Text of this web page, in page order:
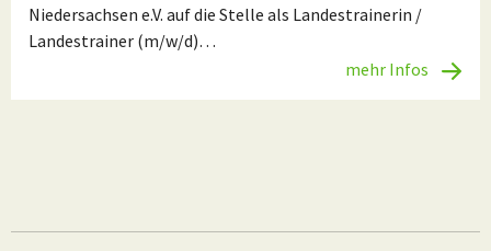
Niedersachsen e.V. auf die Stelle als Landestrainerin /
Landestrainer (m/w/d)…
mehr Infos